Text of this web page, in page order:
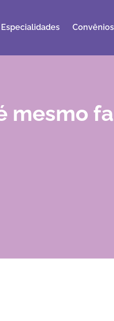
Especialidades Convênios
mesmo